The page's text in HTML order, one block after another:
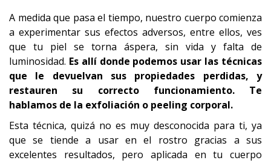
A medida que pasa el tiempo, nuestro cuerpo comienza
a experimentar sus efectos adversos, entre ellos, ves
que tu piel se torna áspera, sin vida y falta de
luminosidad. Es allí donde podemos usar las técnicas
que le devuelvan sus propiedades perdidas, y
restauren su correcto funcionamiento. Te
hablamos de la exfoliación o peeling corporal.
Esta técnica, quizá no es muy desconocida para ti, ya
que se tiende a usar en el rostro gracias a sus
excelentes resultados, pero aplicada en tu cuerpo